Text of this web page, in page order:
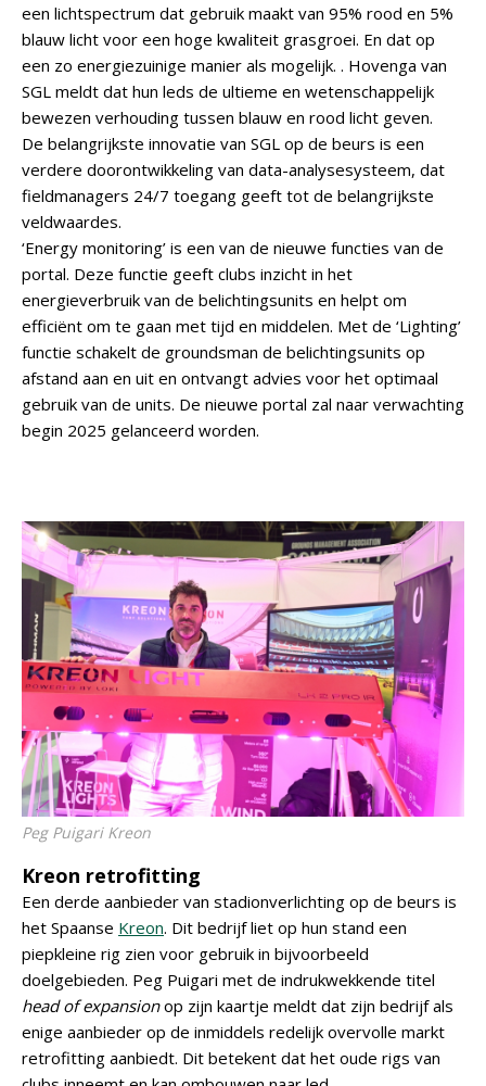
een lichtspectrum dat gebruik maakt van 95% rood en 5%
blauw licht voor een hoge kwaliteit grasgroei. En dat op
een zo energiezuinige manier als mogelijk. . Hovenga van
SGL meldt dat hun leds de ultieme en wetenschappelijk
bewezen verhouding tussen blauw en rood licht geven.
De belangrijkste innovatie van SGL op de beurs is een
verdere doorontwikkeling van data-analysesysteem, dat
fieldmanagers 24/7 toegang geeft tot de belangrijkste
veldwaardes.
‘Energy monitoring’ is een van de nieuwe functies van de
portal. Deze functie geeft clubs inzicht in het
energieverbruik van de belichtingsunits en helpt om
efficiënt om te gaan met tijd en middelen. Met de ‘Lighting’
functie schakelt de groundsman de belichtingsunits op
afstand aan en uit en ontvangt advies voor het optimaal
gebruik van de units. De nieuwe portal zal naar verwachting
begin 2025 gelanceerd worden.
Peg Puigari Kreon
Kreon retrofitting
Een derde aanbieder van stadionverlichting op de beurs is
het Spaanse Kreon. Dit bedrijf liet op hun stand een
piepkleine rig zien voor gebruik in bijvoorbeeld
doelgebieden. Peg Puigari met de indrukwekkende titel
head of expansionop zijn kaartje meldt dat zijn bedrijf als
enige aanbieder op de inmiddels redelijk overvolle markt
retrofitting aanbiedt. Dit betekent dat het oude rigs van